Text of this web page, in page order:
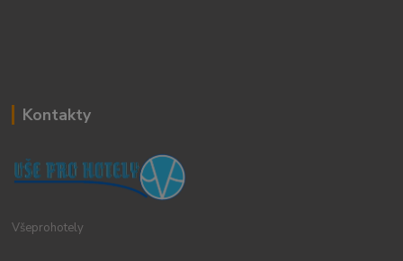
Kontakty
Všeprohotely